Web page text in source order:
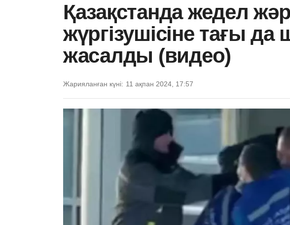
Қазақстанда жедел
жүргізушісіне тағы
жасалды (видео)
Жарияланған күні: 11 ақпан 2024, 17:57